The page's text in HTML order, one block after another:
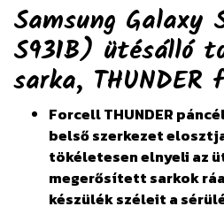
Samsung Galaxy
S931B) ütésálló
sarka, THUNDER
Forcell THUNDER
belső szerkezet
tökéletesen elnyeli az
megerősített sarkok
készülék széleit a